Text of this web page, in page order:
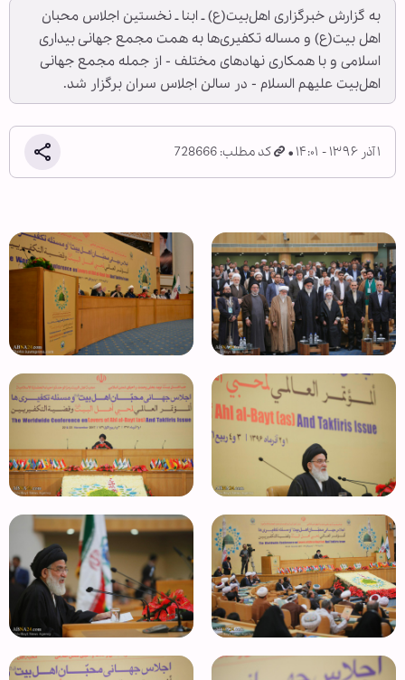
به گزارش خبرگزاری اهل‌بیت(ع) ـ ابنا ـ نخستین اجلاس محبان
اهل بیت(ع) و مساله تکفیری‌ها به همت مجمع جهانی بیداری
اسلامی و با همکاری نهادهای مختلف - از جمله مجمع جهانی
اهل‌بیت علیهم السلام - در سالن اجلاس سران برگزار شد.
۱ آذر ۱۳۹۶ - ۱۴:۰۱ کد مطلب: 728666